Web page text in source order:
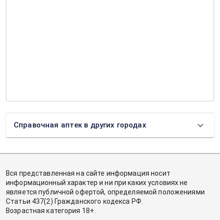
Справочная аптек в других городах
Вся представленная на сайте информация носит
информационный характер и ни при каких условиях не
является публичной офертой, определяемой положениями
Статьи 437(2) Гражданского кодекса РФ.
Возрастная категория 18+.